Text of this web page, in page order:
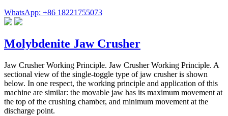
WhatsApp: +86 18221755073
Molybdenite Jaw Crusher
Jaw Crusher Working Principle. Jaw Crusher Working Principle. A
sectional view of the single-toggle type of jaw crusher is shown
below. In one respect, the working principle and application of this
machine are similar: the movable jaw has its maximum movement at
the top of the crushing chamber, and minimum movement at the
discharge point.